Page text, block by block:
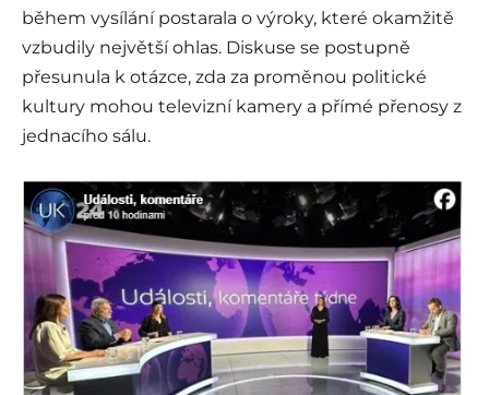
během vysílání postarala o výroky, které okamžitě
vzbudily největší ohlas. Diskuse se postupně
přesunula k otázce, zda za proměnou politické
kultury mohou televizní kamery a přímé přenosy z
jednacího sálu.